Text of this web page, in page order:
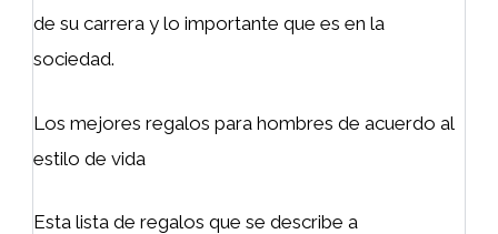
de su carrera y lo importante que es en la
sociedad.
Los mejores regalos para hombres de acuerdo al
estilo de vida
Esta lista de regalos que se describe a